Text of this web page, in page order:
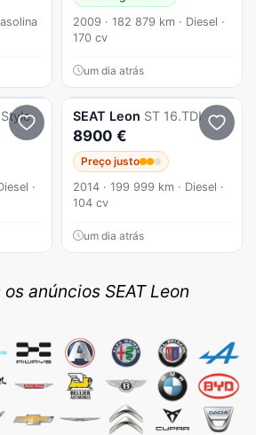
2009 · 182 879 km · Diesel ·
170 cv
um dia atrás
·
SEAT Leon ST 16.TDI
8900 €
Preço justo
2014 · 199 999 km · Diesel ·
104 cv
um dia atrás
anúncios SEAT Leon